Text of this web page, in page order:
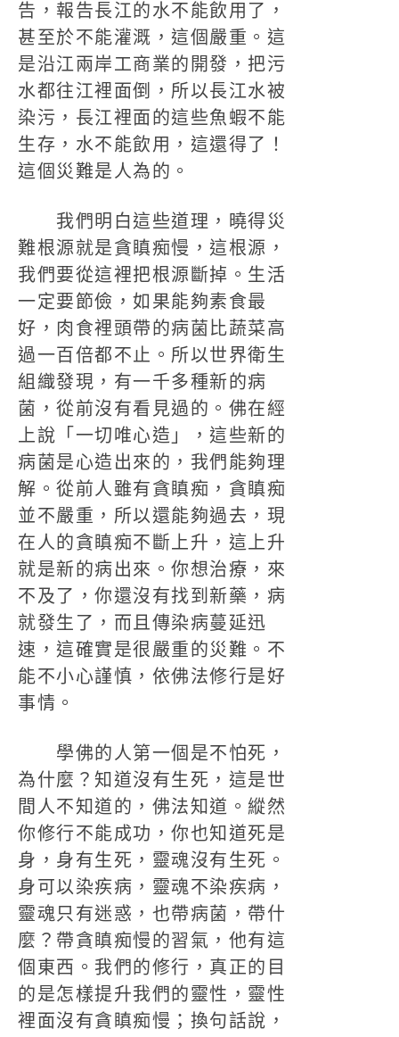
告，報告長江的水不能飲用了，
甚至於不能灌溉，這個嚴重。這
是沿江兩岸工商業的開發，把污
水都往江裡面倒，所以長江水被
染污，長江裡面的這些魚蝦不能
生存，水不能飲用，這還得了！
這個災難是人為的。
我們明白這些道理，曉得災
難根源就是貪瞋痴慢，這根源，
我們要從這裡把根源斷掉。生活
一定要節儉，如果能夠素食最
好，肉食裡頭帶的病菌比蔬菜高
過一百倍都不止。所以世界衛生
組織發現，有一千多種新的病
菌，從前沒有看見過的。佛在經
上說「一切唯心造」，這些新的
病菌是心造出來的，我們能夠理
解。從前人雖有貪瞋痴，貪瞋痴
並不嚴重，所以還能夠過去，現
在人的貪瞋痴不斷上升，這上升
就是新的病出來。你想治療，來
不及了，你還沒有找到新藥，病
就發生了，而且傳染病蔓延迅
速，這確實是很嚴重的災難。不
能不小心謹慎，依佛法修行是好
事情。
學佛的人第一個是不怕死，
為什麼？知道沒有生死，這是世
間人不知道的，佛法知道。縱然
你修行不能成功，你也知道死是
身，身有生死，靈魂沒有生死。
身可以染疾病，靈魂不染疾病，
靈魂只有迷惑，也帶病菌，帶什
麼？帶貪瞋痴慢的習氣，他有這
個東西。我們的修行，真正的目
的是怎樣提升我們的靈性，靈性
裡面沒有貪瞋痴慢；換句話說，